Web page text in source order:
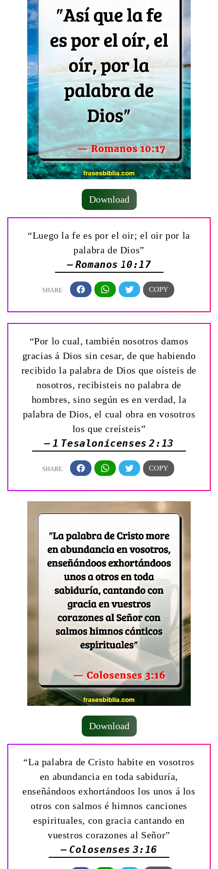
Download
“Luego la fe es por el oir; el oir por la
palabra de Dios”
— Romanos 10:17
“Por lo cual, también nosotros damos
gracias á Dios sin cesar, de que habiendo
recibido la palabra de Dios que oísteis de
nosotros, recibisteis no palabra de
hombres, sino según es en verdad, la
palabra de Dios, el cual obra en vosotros
los que creísteis”
— 1 Tesalonicenses 2:13
Download
“La palabra de Cristo habite en vosotros
en abundancia en toda sabiduría,
enseñándoos exhortándoos los unos á los
otros con salmos é himnos canciones
espirituales, con gracia cantando en
vuestros corazones al Señor”
— Colosenses 3:16